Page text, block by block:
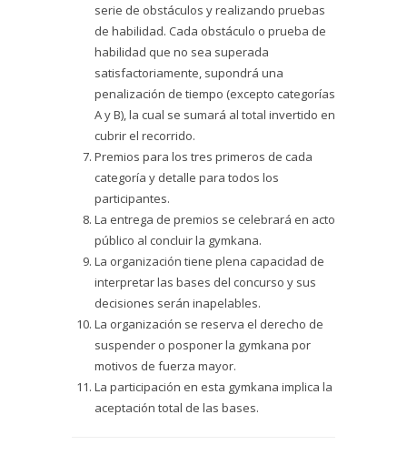
serie de obstáculos y realizando pruebas
de habilidad. Cada obstáculo o prueba de
habilidad que no sea superada
satisfactoriamente, supondrá una
penalización de tiempo (excepto categorías
A y B), la cual se sumará al total invertido en
cubrir el recorrido.
Premios para los tres primeros de cada
categoría y detalle para todos los
participantes.
La entrega de premios se celebrará en acto
público al concluir la gymkana.
La organización tiene plena capacidad de
interpretar las bases del concurso y sus
decisiones serán inapelables.
La organización se reserva el derecho de
suspender o posponer la gymkana por
motivos de fuerza mayor.
La participación en esta gymkana implica la
aceptación total de las bases.